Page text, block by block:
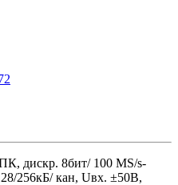
дискр. 8бит/ 100 MS/s-
256кБ/ кан, Uвх. ±50В,